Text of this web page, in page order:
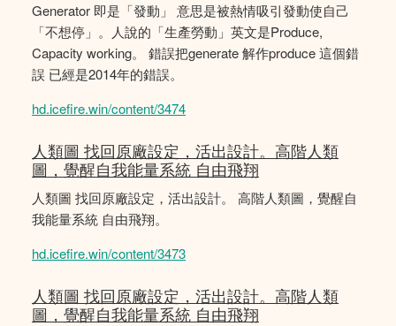
Generator 即是「發動」 意思是被熱情吸引發動使自己
「不想停」。人說的「生產勞動」英文是Produce,
Capacity working。 錯誤把generate 解作produce 這個錯
誤 已經是2014年的錯誤。
hd.icefire.win/content/3474
人類圖 找回原廠設定，活出設計。高階人類
圖，覺醒自我能量系統 自由飛翔
人類圖 找回原廠設定，活出設計。 高階人類圖，覺醒自
我能量系統 自由飛翔。
hd.icefire.win/content/3473
人類圖 找回原廠設定，活出設計。高階人類
圖，覺醒自我能量系統 自由飛翔